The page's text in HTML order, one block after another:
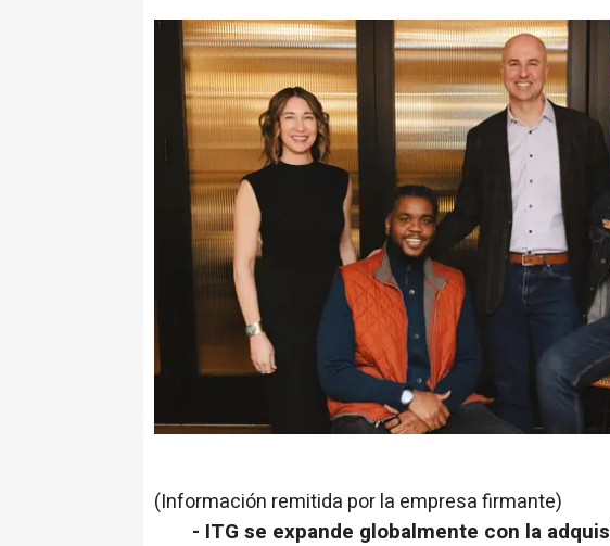
(Información remitida por la empresa firmante)
- ITG se expande globalmente con la